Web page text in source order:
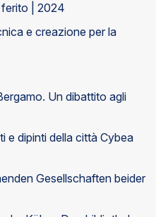
ferito | 2024
e creazione per la
Un dibattito agli
e dipinti della città Cybea
Gesellschaften beider